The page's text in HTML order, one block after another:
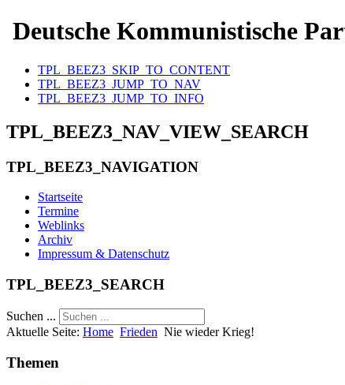
Deutsche Kommunistische
TPL_BEEZ3_SKIP_TO_CONTENT
TPL_BEEZ3_JUMP_TO_NAV
TPL_BEEZ3_JUMP_TO_INFO
TPL_BEEZ3_NAV_VIEW_SEARCH
TPL_BEEZ3_NAVIGATION
Startseite
Termine
Weblinks
Archiv
Impressum & Datenschutz
TPL_BEEZ3_SEARCH
Suchen ...
Aktuelle Seite: Home Frieden Nie wieder Krieg!
Themen